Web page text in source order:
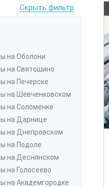
Скрыть фильтр
на Оболони
на Святошино
на Печерске
на Шевченковском
на Соломенке
на Дарнице
на Днепровском
на Подоле
на Деснянском
на Голосеево
на Академгородке